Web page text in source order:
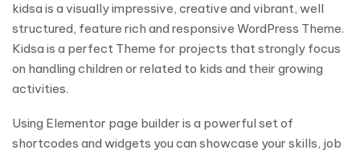
kidsa is a visually impressive, creative and vibrant, well
structured, feature rich and responsive WordPress Theme.
Kidsa is a perfect Theme for projects that strongly focus
on handling children or related to kids and their growing
activities.
Using Elementor page builder is a powerful set of
shortcodes and widgets you can showcase your skills, job